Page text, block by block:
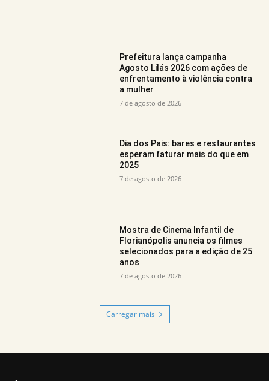
Prefeitura lança campanha
Agosto Lilás 2026 com ações de
enfrentamento à violência contra
a mulher
7 de agosto de 2026
Dia dos Pais: bares e restaurantes
esperam faturar mais do que em
2025
7 de agosto de 2026
Mostra de Cinema Infantil de
Florianópolis anuncia os filmes
selecionados para a edição de 25
anos
7 de agosto de 2026
Carregar mais